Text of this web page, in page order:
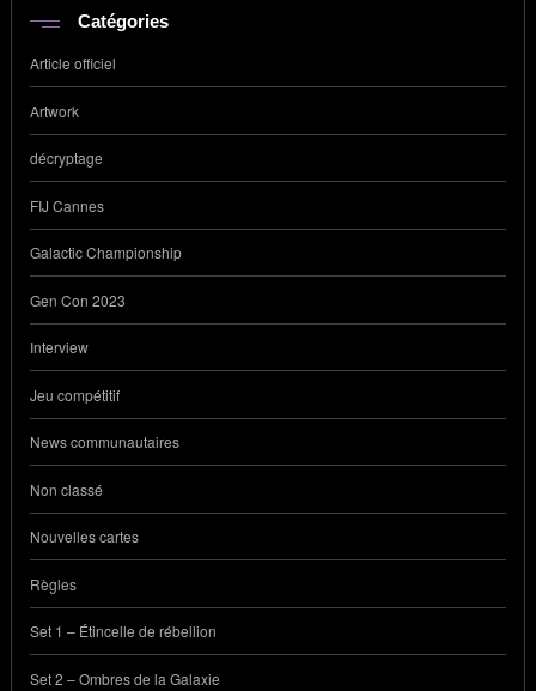
Catégories
Article officiel
Artwork
décryptage
FIJ Cannes
Galactic Championship
Gen Con 2023
Interview
Jeu compétitif
News communautaires
Non classé
Nouvelles cartes
Règles
Set 1 – Étincelle de rébellion
Set 2 – Ombres de la Galaxie